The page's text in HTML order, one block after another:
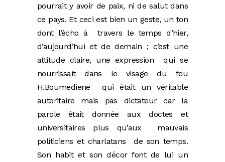
pourrait y avoir de paix, ni de salut dans
ce pays. Et ceci est bien un geste, un ton
dont l’écho à travers le temps d’hier,
d’aujourd’hui et de demain ; c’est une
attitude claire, une expression qui se
nourrissait dans le visage du feu
H.Boumediene qui était un véritable
autoritaire mais pas dictateur car la
parole était donnée aux doctes et
universitaires plus qu’aux mauvais
politiciens et charlatans de son temps.
Son habit et son décor font de lui un